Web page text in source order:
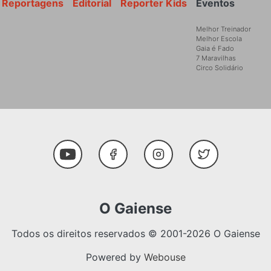
Eventos
Melhor Treinador
Melhor Escola
Gaia é Fado
7 Maravilhas
Circo Solidário
Reporter Kids
Editorial
Reportagens
Social Media
Youtube FacebookInstagramTwitter
O Gaiense
Todos os direitos reservados © 2001-2026 O Gaiense
Powered by Webouse